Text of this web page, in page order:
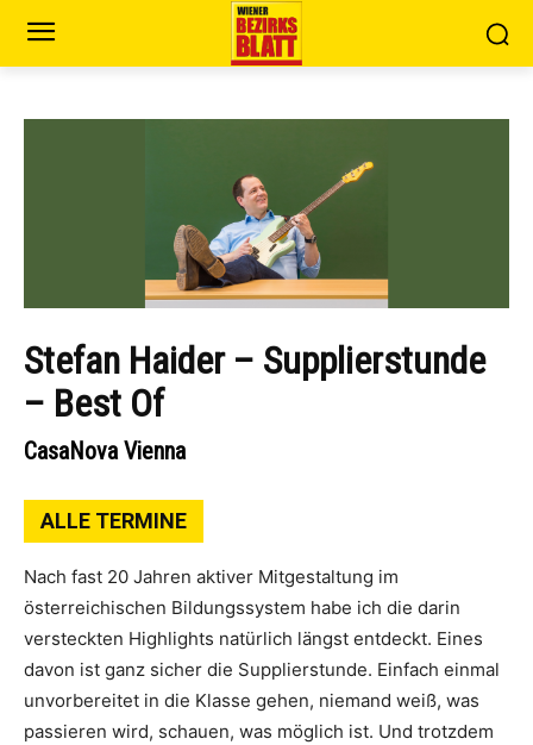
Stefan Haider – Supplierstunde
– Best Of
CasaNova Vienna
ALLE TERMINE
Nach fast 20 Jahren aktiver Mitgestaltung im
österreichischen Bildungssystem habe ich die darin
versteckten Highlights natürlich längst entdeckt. Eines
davon ist ganz sicher die Supplierstunde. Einfach einmal
unvorbereitet in die Klasse gehen, niemand weiß, was
passieren wird, schauen, was möglich ist. Und trotzdem